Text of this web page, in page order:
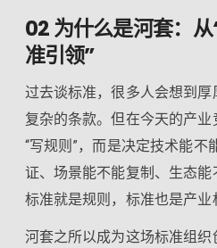
02 为什么是河套：
准引领”
过去谈标准，很多人会想到厚
复杂的条款。但在今天的产
“写规则”，而是决定技术能不
证、场景能不能复制、生态能
标准就是规则，标准也是产业
河套之所以成为这场标准组